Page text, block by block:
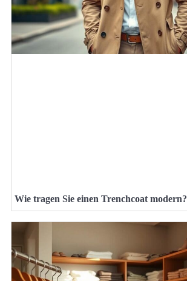
Wie tragen Sie einen Trenchcoat modern?